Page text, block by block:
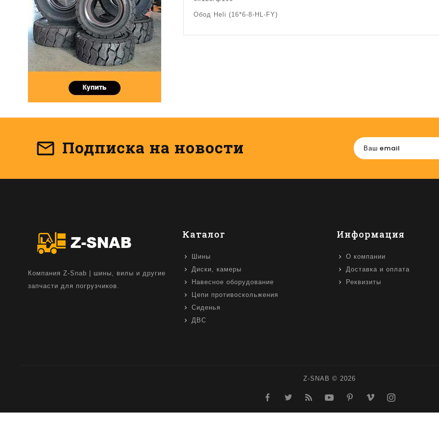
Обод Heli (16*6-8-HL-FY)
Подписка на новости
Компания Z-Snab | шины, вилы и другие
запчасти для погрузчиков.
Каталог
Шины
Диски, камеры
Навесное оборудование
Цепи противоскольжения
Сиденья
ДВС
Информация
О компании
Доставка и оплата
Реквизиты
Z-SNAB © 2026